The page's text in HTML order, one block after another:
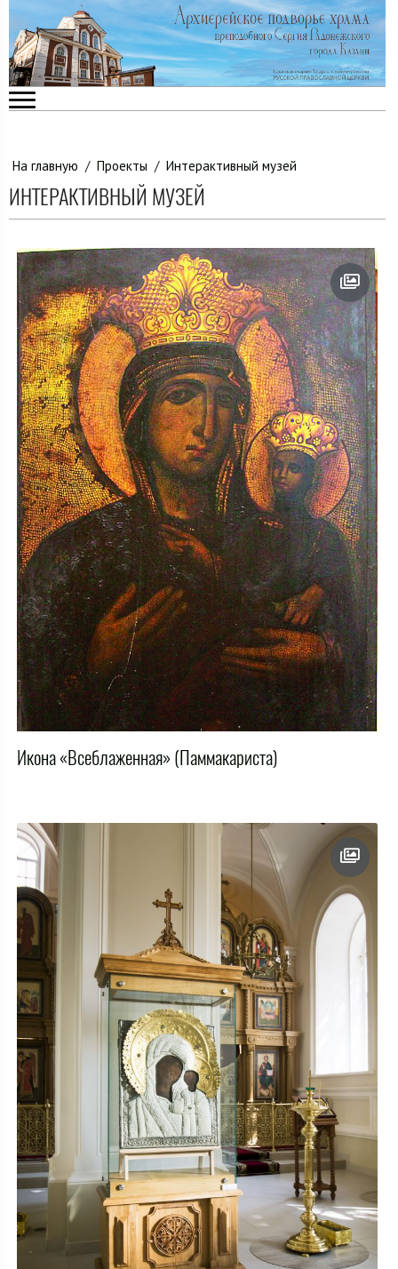
На главную / Проекты / Интерактивный музей
ИНТЕРАКТИВНЫЙ МУЗЕЙ
Икона «Всеблаженная» (Паммакариста)